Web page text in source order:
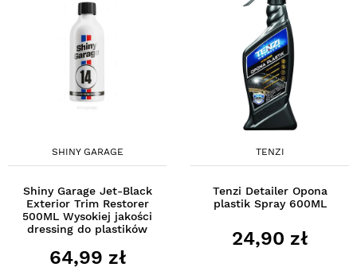
SHINY GARAGE
Shiny Garage Jet-Black
Exterior Trim Restorer
500ML Wysokiej jakości
dressing do plastików
64,99 zł
TENZI
Tenzi Detailer Opona
plastik Spray 600ML
24,90 zł